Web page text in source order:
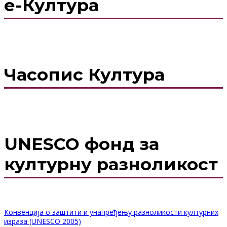
е-Култура
Часопис Култура
UNESCO фонд за
културну разноликост
Конвенција о заштити и унапређењу разноликости културних
израза (UNESCO 2005)